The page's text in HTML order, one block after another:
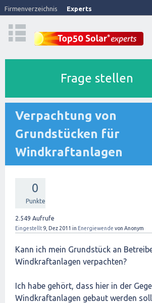
Firmenverzeichnis Experts
Frage stellen
Verpachtung von
Grundstücken für
Windkraftanlagen
0
Punkte
2.549 Aufrufe
Eingestellt 9, Dez 2011 in Energiewende von Anonym
Kann ich mein Grundstück an
Windkraftanlagen verpachten?
Ich habe gehört, dass hier in der
Windkraftanlagen gebaut werden